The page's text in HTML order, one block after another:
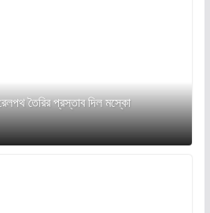
তৈরির প্রস্তাব দিল মস্কো